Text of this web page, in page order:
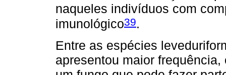
naqueles indivíduos com
imunológico39.
Entre as espécies
apresentou maior